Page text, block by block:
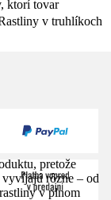
v truhlíkoch
pretože
rôzne – od
v plnom
ktorí tovar